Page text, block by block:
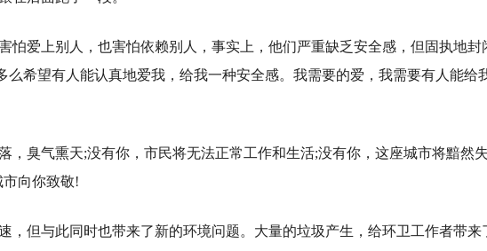
怕爱上别人，也害怕依赖别人，事实上，他们严重缺乏安全感，但固执地封
么希望有人能认真地爱我，给我一种安全感。我需要的爱，我需要有人能给
，臭气熏天;没有你，市民将无法正常工作和生活;没有你，这座城市将黯然
向你致敬!
，但与此同时也带来了新的环境问题。大量的垃圾产生，给环卫工作者带来